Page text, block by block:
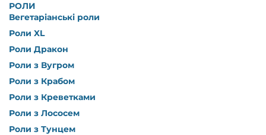
РОЛИ
Вегетаріанські роли
Роли XL
Роли Дракон
Роли з Вугром
Роли з Крабом
Роли з Креветками
Роли з Лососем
Роли з Тунцем